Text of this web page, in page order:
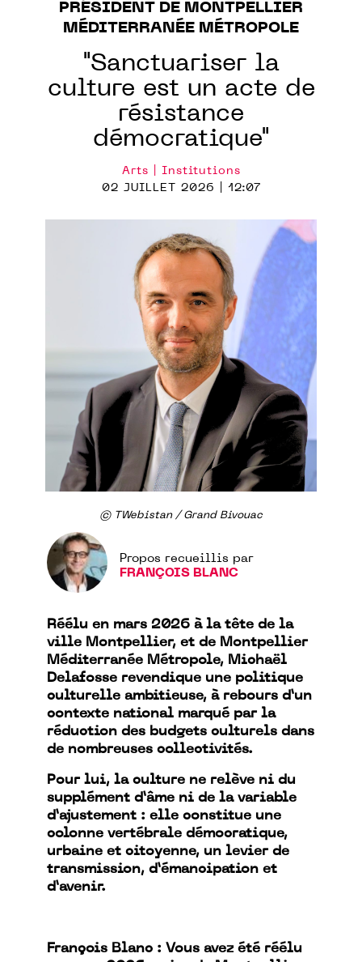
PRÉSIDENT DE MONTPELLIER
MÉDITERRANÉE MÉTROPOLE
"Sanctuariser la
culture est un acte de
résistance
démocratique"
Arts | Institutions
02 JUILLET 2026 | 12:07
© TWebistan / Grand Bivouac
Propos recueillis par
FRANÇOIS BLANC
Réélu en mars 2026 à la tête de la
ville Montpellier, et de Montpellier
Méditerranée Métropole, Michaël
Delafosse revendique une politique
culturelle ambitieuse, à rebours d’un
contexte national marqué par la
réduction des budgets culturels dans
de nombreuses collectivités.
Pour lui, la culture ne relève ni du
supplément d’âme ni de la variable
d’ajustement : elle constitue une
colonne vertébrale démocratique,
urbaine et citoyenne, un levier de
transmission, d’émancipation et
d’avenir.
François Blanc : Vous avez été réélu